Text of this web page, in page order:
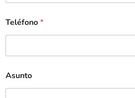
Teléfono*
Asunto